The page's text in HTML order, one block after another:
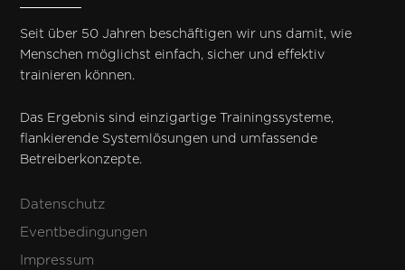
Seit über 50 Jahren beschäftigen wir uns damit, wie
Menschen möglichst einfach, sicher und effektiv
trainieren können.
Das Ergebnis sind einzigartige Trainingssysteme,
flankierende Systemlösungen und umfassende
Betreiberkonzepte.
Datenschutz
Eventbedingungen
Impressum